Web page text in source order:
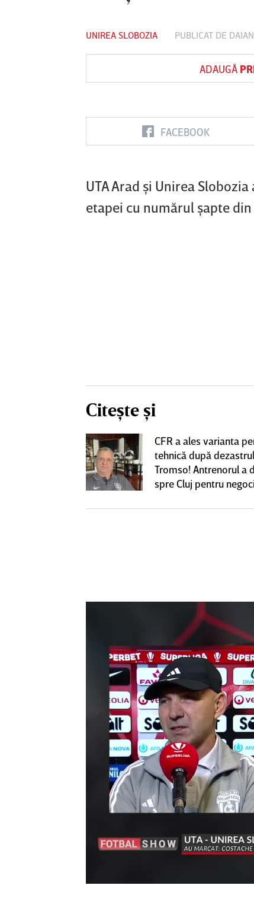
UNIREA SLOBOZIA PUBLICAT DE
ADAUGĂ
FACEBOOK
UTA Arad şi Unirea
etapei cu numărul şapte din
Citește și
CFR a ales varianta
tehnică după
Tromso! Antrenorul a
spre Cluj pentru
FC Botoşani
Vs
Corvinul
Sepsi